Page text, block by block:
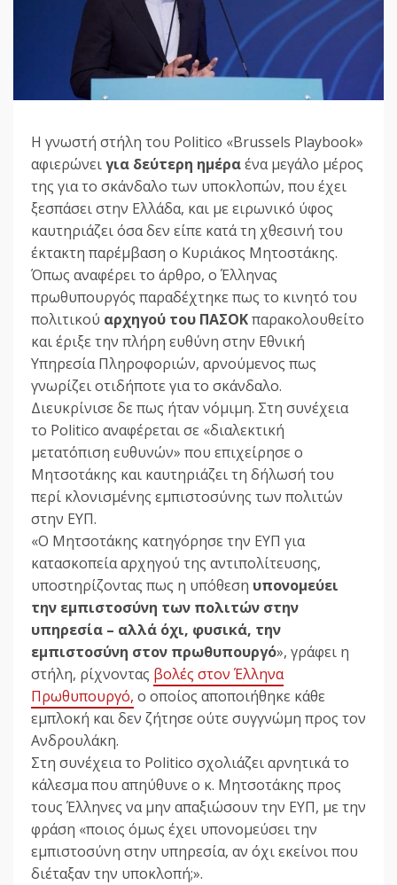
Η γνωστή στήλη του Politico «Brussels Playbook»
αφιερώνειγια δεύτερη ημέραένα μεγάλο μέρος
της για το σκάνδαλο των υποκλοπών, που έχει
ξεσπάσει στην Ελλάδα, και με ειρωνικό ύφος
καυτηριάζει όσα δεν είπε κατά τη χθεσινή του
έκτακτη παρέμβαση ο Κυριάκος Μητοστάκης.
Όπως αναφέρει το άρθρο, ο Έλληνας
πρωθυπουργός παραδέχτηκε πως το κινητό του
πολιτικού αρχηγού του ΠΑΣΟΚπαρακολουθείτο
και έριξε την πλήρη ευθύνη στην Εθνική
Υπηρεσία Πληροφοριών, αρνούμενος πως
γνωρίζει οτιδήποτε για το σκάνδαλο.
Διευκρίνισε δε πως ήταν νόμιμη. Στη συνέχεια
το Politico αναφέρεται σε «διαλεκτική
μετατόπιση ευθυνών» που επιχείρησε ο
Μητσοτάκης και καυτηριάζει τη δήλωσή του
περί κλονισμένης εμπιστοσύνης των πολιτών
στην ΕΥΠ.
«Ο Μητσοτάκης κατηγόρησε την ΕΥΠ για
κατασκοπεία αρχηγού της αντιπολίτευσης,
υποστηρίζοντας πως η υπόθεση υπονομεύει
την εμπιστοσύνη των πολιτών στην
υπηρεσία – αλλά όχι, φυσικά, την
εμπιστοσύνη στον πρωθυπουργό», γράφει η
στήλη, ρίχνοντας βολές στον Έλληνα
Πρωθυπουργό, ο οποίος αποποιήθηκε κάθε
εμπλοκή και δεν ζήτησε ούτε συγγνώμη προς τον
Ανδρουλάκη.
Στη συνέχεια το Politico σχολιάζει αρνητικά το
κάλεσμα που απηύθυνε ο κ. Μητσοτάκης προς
τους Έλληνες να μην απαξιώσουν την ΕΥΠ, με την
φράση «ποιος όμως έχει υπονομεύσει την
εμπιστοσύνη στην υπηρεσία, αν όχι εκείνοι που
διέταξαν την υποκλοπή;».